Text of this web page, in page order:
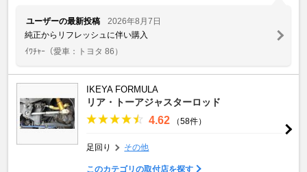
ユーザーの最新投稿
2026年8月7日
純正からリフレッシュに伴い購入
ｲﾜﾁｬｰ （愛車：トヨタ 86）
IKEYA FORMULA
リア・トーアジャスターロッド
4.62 （58件）
足回り その他
このカテゴリの取付店を探す